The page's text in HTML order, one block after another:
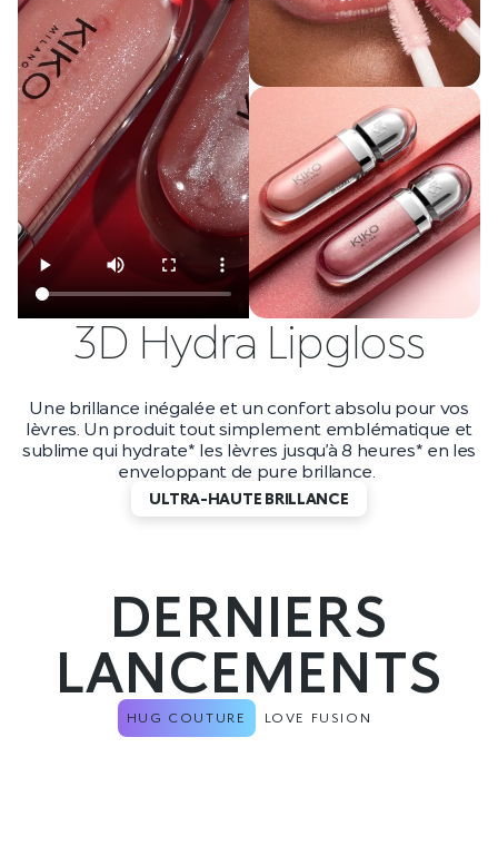
3D Hydra Lipgloss
Une brillance inégalée et un confort absolu pour vos
lèvres. Un produit tout simplement emblématique et
sublime qui hydrate* les lèvres jusqu’à 8 heures* en les
enveloppant de pure brillance.
ULTRA-HAUTE BRILLANCE
DERNIERS
LANCEMENTS
HUG COUTURE LOVE FUSION